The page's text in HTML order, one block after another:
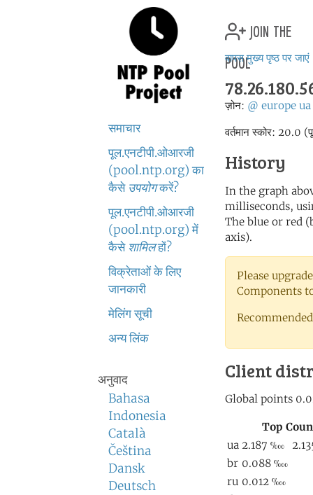
समाचार
पूल.एनटीपी.ओआरजी
(pool.ntp.org) का
कैसे उपयोगकरें?
पूल.एनटीपी.ओआरजी
(pool.ntp.org) में
कैसे शामिलहों?
विक्रेताओं के लिए
जानकारी
मेलिंग सूची
अन्य लिंक
अनुवाद
Bahasa
Indonesia
Català
Čeština
Dansk
Deutsch
join the
pool
वापस मुख्य पृष्ठ पर जाएं
ज़ोन: @ europe ua
वर्तमान स्कोर: 20.0
History
In the graph
milliseconds,
The blue or red
axis).
Please
Components
Client